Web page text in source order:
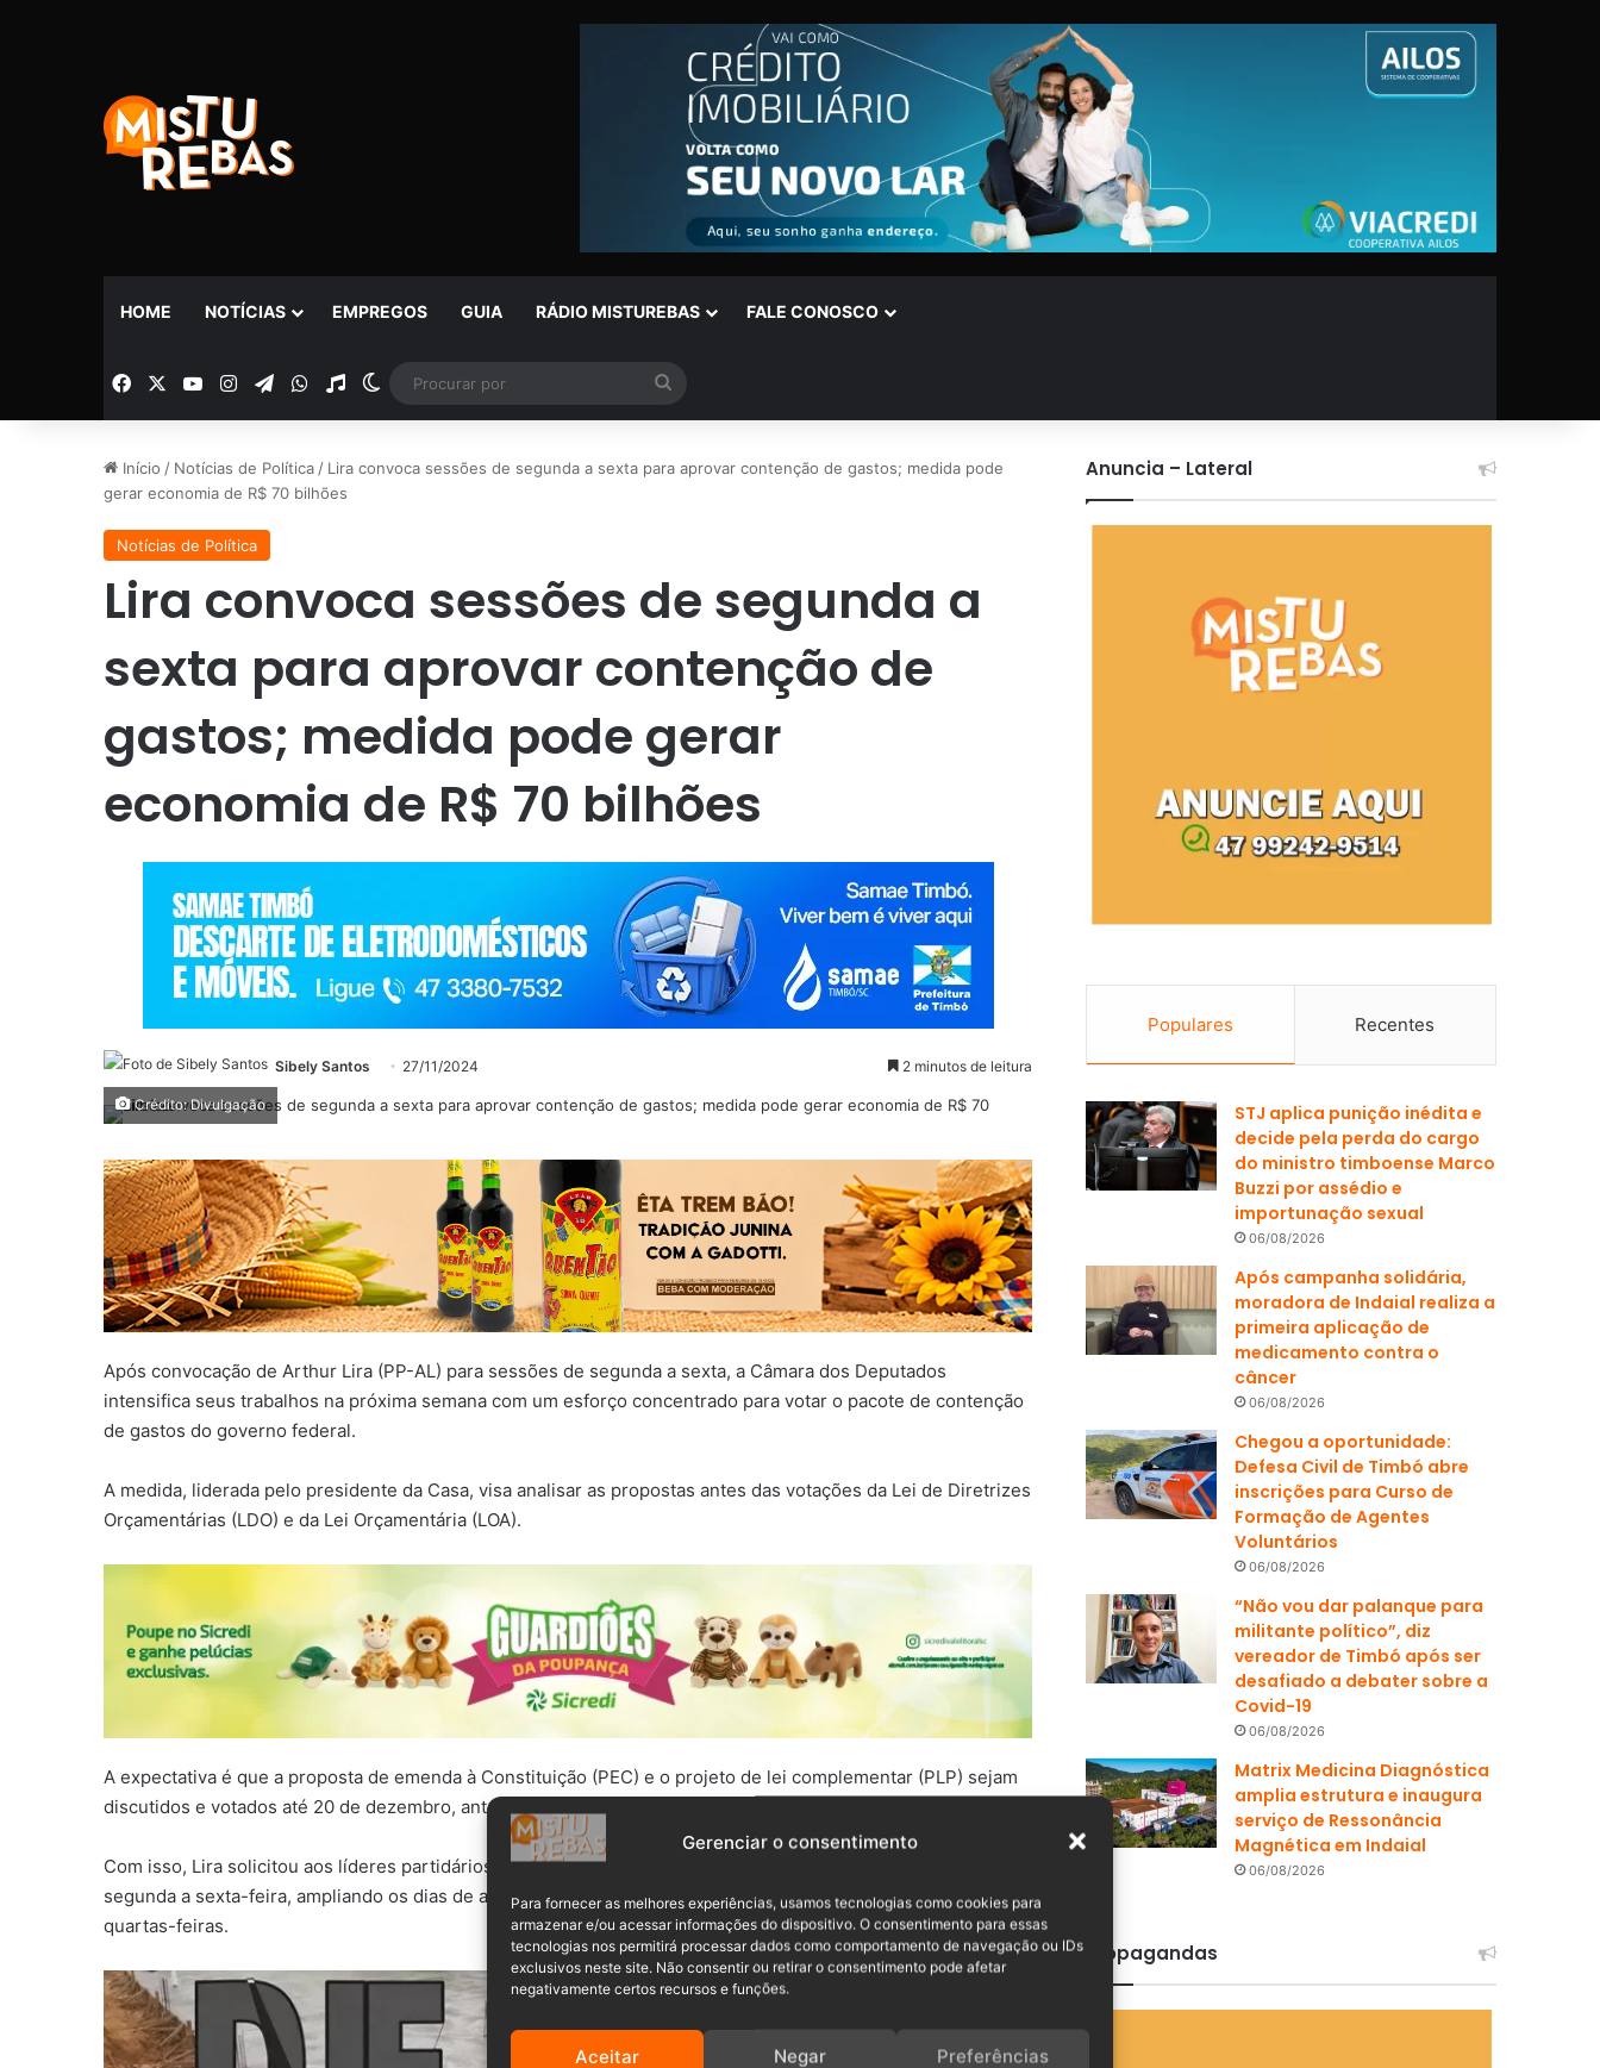
Gerenciar o consentimento
Para fornecer as melhores experiências, usamos tecnologias como cookies para
armazenar e/ou acessar informações do dispositivo. O consentimento para essas
tecnologias nos permitirá processar dados como comportamento de navegação ou IDs
exclusivos neste site. Não consentir ou retirar o consentimento pode afetar
negativamente certos recursos e funções.
Aceitar Negar Preferências
HOME NOTÍCIAS EMPREGOS GUIA RÁDIO MISTUREBAS FALE CONOSCO
Facebook YouTubeInstagramTelegramWhatsApp
Rádio Switch skin
por
Início / Notícias de Política / Lira convoca sessões de segunda a sexta para aprovar contenção de gastos; medida pode
gerar economia de R$ 70 bilhões
Notícias de Política
Lira convoca sessões de segunda a
sexta para aprovar contenção de
gastos; medida pode gerar
economia de R$ 70 bilhões
Sibely Santos 27/11/2024 2 minutos de leitura
Crédito: Divulgação
Após convocação de Arthur Lira (PP-AL) para sessões de segunda a sexta, a Câmara dos Deputados
intensifica seus trabalhos na próxima semana com um esforço concentrado para votar o pacote de contenção
de gastos do governo federal.
A medida, liderada pelo presidente da Casa, visa analisar as propostas antes das votações da Lei de Diretrizes
Orçamentárias (LDO) e da Lei Orçamentária (LOA).
A expectativa é que a proposta de emenda à Constituição (PEC) e o projeto de lei complementar (PLP) sejam
discutidos e votados até 20 de dezembro, antes do início do recesso parlamentar.
Com isso, Lira solicitou aos líderes partidários que mobilizem os deputados para sessões extraordinárias de
segunda a sexta-feira, ampliando os dias de atividade da Casa, que normalmente acontecem às terças e
quartas-feiras.
Anuncia – Lateral
Populares Recentes
STJ aplica punição inédita e
decide pela perda do cargo
do ministro timboense Marco
Buzzi por assédio e
importunação sexual
06/08/2026
Após campanha solidária,
moradora de Indaial realiza a
primeira aplicação de
medicamento contra o
câncer
06/08/2026
Chegou a oportunidade:
Defesa Civil de Timbó abre
inscrições para Curso de
Formação de Agentes
Voluntários
06/08/2026
“Não vou dar palanque para
militante político”, diz
vereador de Timbó após ser
desafiado a debater sobre a
Covid-19
06/08/2026
Matrix Medicina Diagnóstica
amplia estrutura e inaugura
serviço de Ressonância
Magnética em Indaial
06/08/2026
Propagandas